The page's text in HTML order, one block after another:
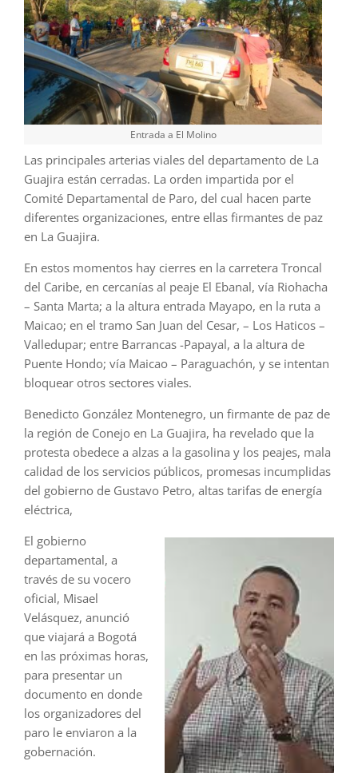
Entrada a El Molino
Las principales arterias viales del departamento de La
Guajira están cerradas. La orden impartida por el
Comité Departamental de Paro, del cual hacen parte
diferentes organizaciones, entre ellas firmantes de paz
en La Guajira.
En estos momentos hay cierres en la carretera Troncal
del Caribe, en cercanías al peaje El Ebanal, vía Riohacha
– Santa Marta; a la altura entrada Mayapo, en la ruta a
Maicao; en el tramo San Juan del Cesar, – Los Haticos –
Valledupar; entre Barrancas -Papayal, a la altura de
Puente Hondo; vía Maicao – Paraguachón, y se intentan
bloquear otros sectores viales.
Benedicto González Montenegro, un firmante de paz de
la región de Conejo en La Guajira, ha revelado que la
protesta obedece a alzas a la gasolina y los peajes, mala
calidad de los servicios públicos, promesas incumplidas
del gobierno de Gustavo Petro, altas tarifas de energía
eléctrica,
El gobierno
departamental, a
través de su vocero
oficial, Misael
Velásquez, anunció
que viajará a Bogotá
en las próximas horas,
para presentar un
documento en donde
los organizadores del
paro le enviaron a la
gobernación.